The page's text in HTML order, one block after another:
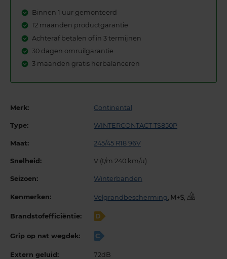
Binnen 1 uur gemonteerd
12 maanden productgarantie
Achteraf betalen of in 3 termijnen
30 dagen omruilgarantie
3 maanden gratis herbalanceren
Merk: Continental
Type: WINTERCONTACT TS850P
Maat: 245/45 R18 96V
Snelheid: V (t/m 240 km/u)
Seizoen: Winterbanden
Kenmerken: Velgrandbescherming ,
Brandstofefficiëntie: D
Grip op nat wegdek: C
Extern geluid: 72dB